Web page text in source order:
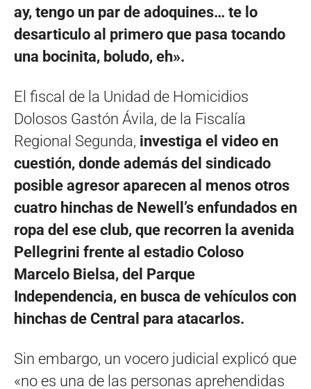
ay, tengo un par de adoquines… te lo
desarticulo al primero que pasa tocando
una bocinita, boludo, eh».
El fiscal de la Unidad de Homicidios
Dolosos Gastón Ávila, de la Fiscalía
Regional Segunda, investiga el video en
cuestión, donde además del sindicado
posible agresor aparecen al menos otros
cuatro hinchas de Newell’s enfundados en
ropa del ese club, que recorren la avenida
Pellegrini frente al estadio Coloso
Marcelo Bielsa, del Parque
Independencia, en busca de vehículos con
hinchas de Central para atacarlos.
Sin embargo, un vocero judicial explicó que
«no es una de las personas aprehendidas